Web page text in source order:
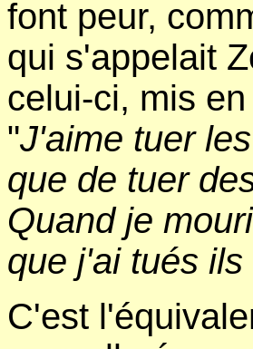
font peur,
qui s'appelait
celui-ci, mis
"J'aime tuer
que de tuer
Quand je
que j'ai tués
C'est